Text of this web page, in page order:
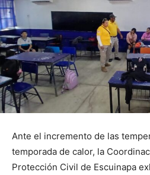
Ante el incremento de las
temporada de calor, la
Protección Civil de Escuinapa